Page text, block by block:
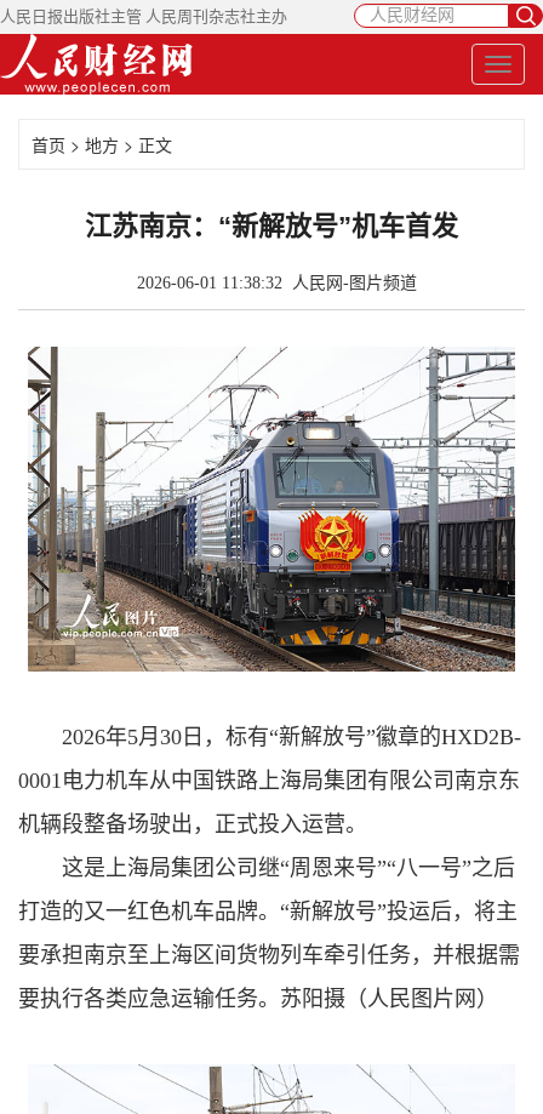
人民日报出版社主管 人民周刊杂志社主办
首页 > 地方 > 正文
江苏南京：“新解放号”机车首发
2026-06-01 11:38:32 人民网-图片频道
2026年5月30日，标有“新解放号”徽章的HXD2B-
0001电力机车从中国铁路上海局集团有限公司南京东
机辆段整备场驶出，正式投入运营。
这是上海局集团公司继“周恩来号”“八一号”之后
打造的又一红色机车品牌。“新解放号”投运后，将主
要承担南京至上海区间货物列车牵引任务，并根据需
要执行各类应急运输任务。苏阳摄（人民图片网）